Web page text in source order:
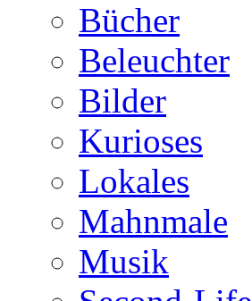
Bücher
Beleuchter
Bilder
Kurioses
Lokales
Mahnmale
Musik